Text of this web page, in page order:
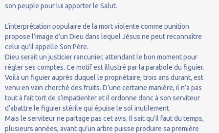
son peuple pour lui apporter le Salut.
L’interprétation populaire de la mort violente comme punition
propose l’image d’un Dieu dans lequel Jésus ne peut reconnaître
celui qu’il appelle Son Père.
Dieu serait un justicier rancunier, attendant le bon moment pour
régler ses comptes. Ce motif est illustré par la parabole du figuier.
Voilà un figuier auprès duquel le propriétaire, trois ans durant, est
venu en vain cherché des fruits. D’une certaine manière, il n’a pas
tout à fait tort de s’impatienter et il ordonne donc à son serviteur
d’abattre le figuier stérile qui épuise le sol inutilement.
Mais le serviteur ne partage pas cet avis. Il sait qu’il faut du temps,
plusieurs années, avant qu’un arbre puisse produire sa première